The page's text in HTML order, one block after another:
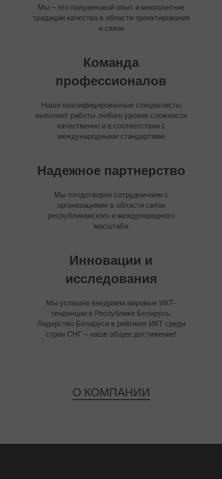
Мы – это полувековой опыт и многолетние
традиции качества в области проектирования
и связи
Команда
профессионалов
Наши квалифицированные специалисты
выполнят работы любого уровня сложности
качественно и в соответствии с
международными стандартами
Надежное партнерство
Мы плодотворно сотрудничаем с
организациями в области связи
республиканского и международного
масштаба
Инновации и
исследования
Мы успешно внедряем мировые ИКТ-
тенденции в Республике Беларусь.
Лидерство Беларуси в рейтинге ИКТ среди
стран СНГ – наше общее достижение!
О КОМПАНИИ